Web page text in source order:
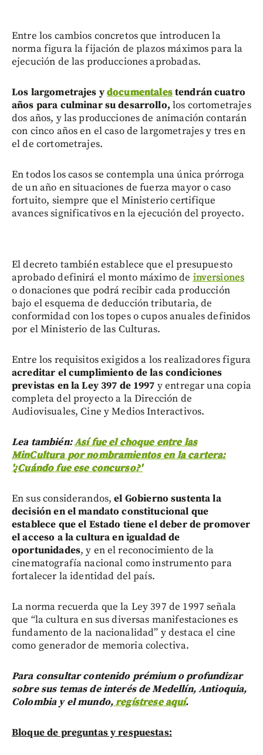
Entre los cambios concretos que introducen la
norma figura la fijación de plazos máximos para la
ejecución de las producciones aprobadas.
Los largometrajes ydocumentalestendrán cuatro
años para culminar su desarrollo, los cortometrajes
dos años, y las producciones de animación contarán
con cinco años en el caso de largometrajes y tres en
el de cortometrajes.
En todos los casos se contempla una única prórroga
de un año en situaciones de fuerza mayor o caso
fortuito, siempre que el Ministerio certifique
avances significativos en la ejecución del proyecto.
El decreto también establece que el presupuesto
aprobado definirá el monto máximo de inversiones
o donaciones que podrá recibir cada producción
bajo el esquema de deducción tributaria, de
conformidad con los topes o cupos anuales definidos
por el Ministerio de las Culturas.
Entre los requisitos exigidos a los realizadores figura
acreditar el cumplimiento de las condiciones
previstas en la Ley 397 de 1997 y entregar una copia
completa del proyecto a la Dirección de
Audiovisuales, Cine y Medios Interactivos.
Lea también:Así fue el choque entre las
MinCultura por nombramientos en la cartera:
'¿Cuándo fue ese concurso?'
En sus considerandos, el Gobierno sustenta la
decisión en el mandato constitucional que
establece que el Estado tiene el deber de promover
el acceso a la cultura en igualdad de
oportunidades, y en el reconocimiento de la
cinematografía nacional como instrumento para
fortalecer la identidad del país.
La norma recuerda que la Ley 397 de 1997 señala
que “la cultura en sus diversas manifestaciones es
fundamento de la nacionalidad” y destaca el cine
como generador de memoria colectiva.
Para consultar contenido prémium o profundizar
sobre sus temas de interés de Medellín, Antioquia,
Colombia y el mundo,regístrese aquí.
Bloque de preguntas y respuestas: